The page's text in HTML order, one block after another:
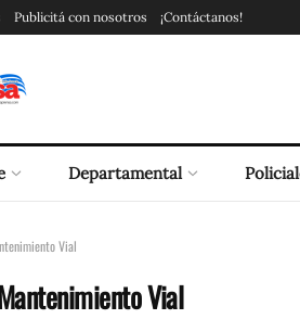
Publicitá con nosotros ¡Contáctanos!
Departamental
Vial
Vial